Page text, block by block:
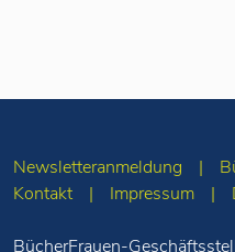
Newsletteranmeldung
Kontakt
Impressum
BücherFrauen-